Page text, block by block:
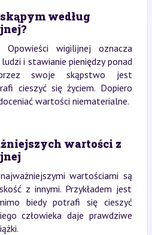
według
Opowieści wigilijnej oznacza
i stawianie pieniędzy ponad
swoje skąpstwo jest
cieszyć się życiem. Dopiero
wartości niematerialne.
wartości z
wartościami są
z innymi. Przykładem jest
biedy potrafi się cieszyć
człowieka daje prawdziwe